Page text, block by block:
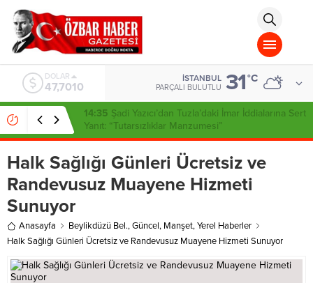
islami
chat
omegla
türk
sohbet
cinsel
sohbet
dini
chat
DOLAR
47,7010
İSTANBUL
PARÇALI BULUTLU 31°C
14:35 Şadi Yazıcı’dan Tuzla’daki İmar İddialarına Sert
Yanıt: “Tutarsızlıklar Manzumesi”
Halk Sağlığı Günleri Ücretsiz ve
Randevusuz Muayene Hizmeti
Sunuyor
Anasayfa Beylikdüzü Bel.,Güncel, Manşet,Yerel Haberler
Halk Sağlığı Günleri Ücretsiz ve Randevusuz Muayene Hizmeti Sunuyor